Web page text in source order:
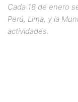
Cada 18 de enero
Perú, Lima, y la
actividades.